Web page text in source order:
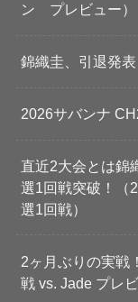
ン プレビュー）
錦織圭、引退発表
2026サバンナ
直近2大会とは錦
選1回戦突破！（
選1回戦）
2ヶ月ぶりの実戦
戦 vs. Jade プレ